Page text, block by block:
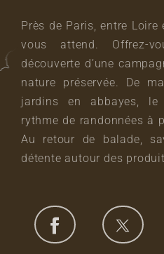
Près de Paris, entre Loire
vous attend.
découverte d’une
nature préservée. De
jardins en abbayes, le
rythme de randonnées à
Au retour de balade,
détente autour des